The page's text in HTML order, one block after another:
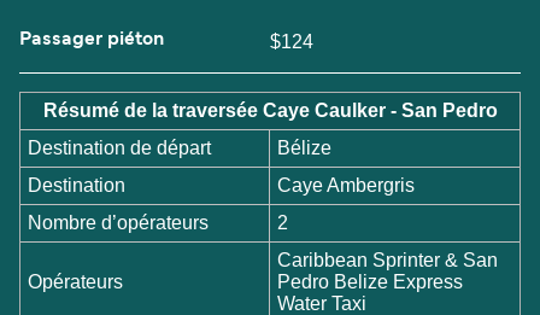
Passager piéton $124
Résumé de la traversée Caye Caulker - San Pedro
Destination de départ
Bélize
Destination
Caye Ambergris
Nombre d’opérateurs
2
Opérateurs
Caribbean Sprinter & San
Pedro Belize Express
Water Taxi